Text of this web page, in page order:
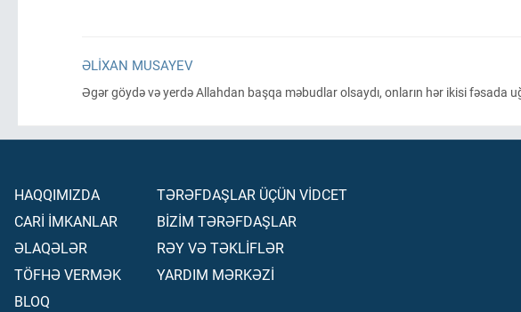
ƏLIXAN MUSAYEV
Əgər göydə və yerdə Allahdan başqa məbudlar olsaydı, onların hər ikisi fəsada
HAQQIMIZDA
CARİ İMKANLAR
ƏLAQƏLƏR
TÖFHƏ VERMƏK
BLOQ
TƏRƏFDAŞLAR ÜÇÜN VİDCET
BİZİM TƏRƏFDAŞLAR
RƏY VƏ TƏKLİFLƏR
YARDIM MƏRKƏZİ